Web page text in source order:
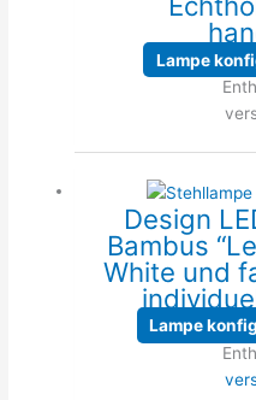
Lampe
Design
Bambus
White und
Lampe